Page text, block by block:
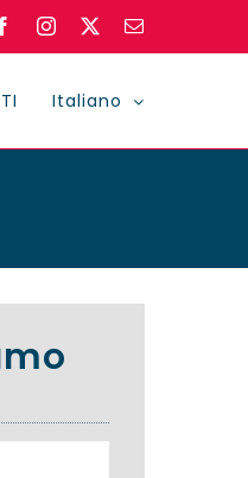
FacebookInstagram
Italiano